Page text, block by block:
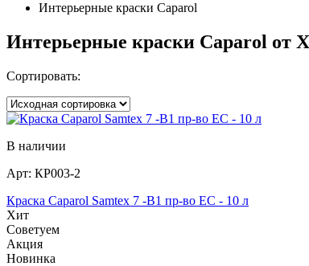
Интерьерные краски Caparol
Интерьерные краски Caparol от
Сортировать:
В наличии
Арт: КР003-2
Краска Caparol Samtex 7 -B1 пр-во EC - 10 л
Хит
Советуем
Акция
Новинка